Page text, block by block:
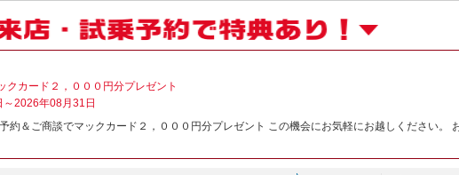
クカード２，０００円分プレゼント
2026年08月31日
＆ご商談でマックカード２，０００円分プレゼント この機会にお気軽にお越しください。